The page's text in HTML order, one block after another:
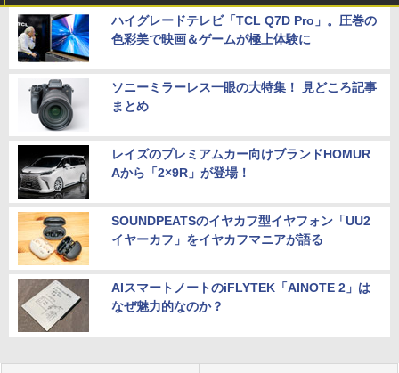
ハイグレードテレビ「TCL Q7D Pro」。圧巻の
色彩美で映画＆ゲームが極上体験に
ソニーミラーレス一眼の大特集！ 見どころ記事
まとめ
レイズのプレミアムカー向けブランドHOMUR
Aから「2×9R」が登場！
SOUNDPEATSのイヤカフ型イヤフォン「UU2
イヤーカフ」をイヤカフマニアが語る
AIスマートノートのiFLYTEK「AINOTE 2」は
なぜ魅力的なのか？